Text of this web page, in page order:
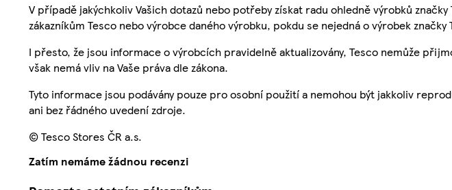
V případě jakýchkoliv Vašich dotazů nebo potřeby získat radu ohledně výrobků
zákazníkům Tesco nebo výrobce daného výrobku, pokdu se nejedná o výrobek značky
I přesto, že jsou informace o výrobcích pravidelně aktualizovány, Tesco nemůže
však nemá vliv na Vaše práva dle zákona.
Tyto informace jsou podávány pouze pro osobní použití a nemohou být jakkoliv
ani bez řádného uvedení zdroje.
© Tesco Stores ČR a.s.
Zatím nemáme žádnou recenzi